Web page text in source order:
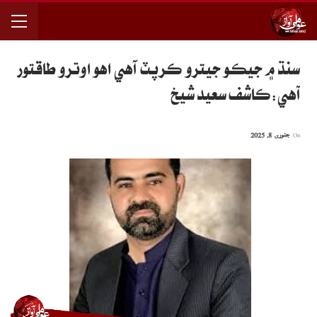
سنڌ ۾ جيڪو جيترو ڪرپٽ آهي اهو اوترو طاقتور
آهي:ڪاشف سعيد شيخ